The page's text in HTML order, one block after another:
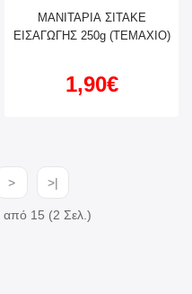
ΜΑΝΙΤΑΡΙΑ ΣΙΤΑΚΕ
ΕΙΣΑΓΩΓΗΣ 250g (ΤΕΜΑΧΙΟ)
1,90€
> >|
από 15 (2 Σελ.)